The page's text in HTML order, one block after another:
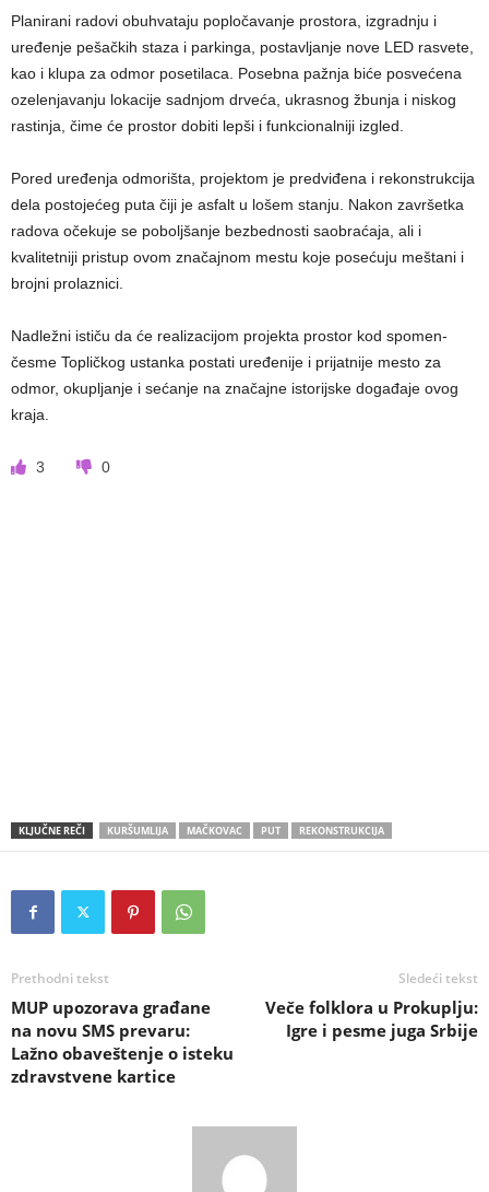
Planirani radovi obuhvataju popločavanje prostora, izgradnju i
uređenje pešačkih staza i parkinga, postavljanje nove LED rasvete,
kao i klupa za odmor posetilaca. Posebna pažnja biće posvećena
ozelenjavanju lokacije sadnjom drveća, ukrasnog žbunja i niskog
rastinja, čime će prostor dobiti lepši i funkcionalniji izgled.
Pored uređenja odmorišta, projektom je predviđena i rekonstrukcija
dela postojećeg puta čiji je asfalt u lošem stanju. Nakon završetka
radova očekuje se poboljšanje bezbednosti saobraćaja, ali i
kvalitetniji pristup ovom značajnom mestu koje posećuju meštani i
brojni prolaznici.
Nadležni ističu da će realizacijom projekta prostor kod spomen-
česme Topličkog ustanka postati uređenije i prijatnije mesto za
odmor, okupljanje i sećanje na značajne istorijske događaje ovog
kraja.
3 0
KLJUČNE REČI KURŠUMLIJA MAČKOVAC PUT REKONSTRUKCIJA
Prethodni tekst
MUP upozorava građane
na novu SMS prevaru:
Lažno obaveštenje o isteku
zdravstvene kartice
Sledeći tekst
Veče folklora u Prokuplju:
Igre i pesme juga Srbije